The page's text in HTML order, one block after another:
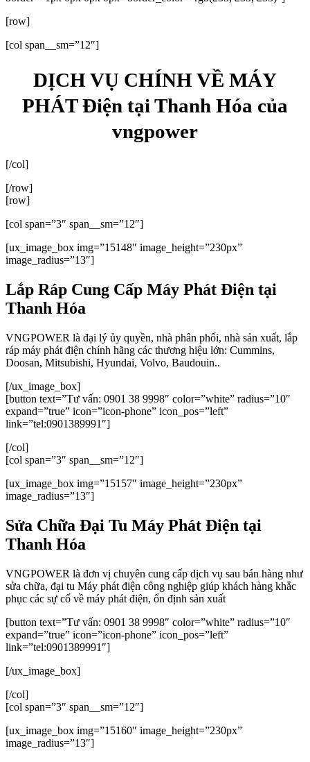
[row]
[col span__sm=”12″]
DỊCH VỤ CHÍNH VỀ MÁY
PHÁT Điện tại Thanh Hóa của
vngpower
[/col]
[/row]
[row]
[col span=”3″ span__sm=”12″]
[ux_image_box img=”15148″ image_height=”230px”
image_radius=”13″]
Lắp Ráp Cung Cấp Máy Phát Điện tại
Thanh Hóa
VNGPOWER là đại lý ủy quyền, nhà phân phối, nhà sản xuất, lắp
ráp máy phát điện chính hãng các thương hiệu lớn: Cummins,
Doosan, Mitsubishi, Hyundai, Volvo, Baudouin..
[/ux_image_box]
[button text=”Tư vấn: 0901 38 9998″ color=”white” radius=”10″
expand=”true” icon=”icon-phone” icon_pos=”left”
link=”tel:0901389991″]
[/col]
[col span=”3″ span__sm=”12″]
[ux_image_box img=”15157″ image_height=”230px”
image_radius=”13″]
Sửa Chữa Đại Tu Máy Phát Điện tại
Thanh Hóa
VNGPOWER là đơn vị chuyên cung cấp dịch vụ sau bán hàng như
sửa chữa, đại tu Máy phát điện công nghiệp giúp khách hàng khắc
phục các sự cố về máy phát điện, ổn định sản xuất
[button text=”Tư vấn: 0901 38 9998″ color=”white” radius=”10″
expand=”true” icon=”icon-phone” icon_pos=”left”
link=”tel:0901389991″]
[/ux_image_box]
[/col]
[col span=”3″ span__sm=”12″]
[ux_image_box img=”15160″ image_height=”230px”
image_radius=”13″]